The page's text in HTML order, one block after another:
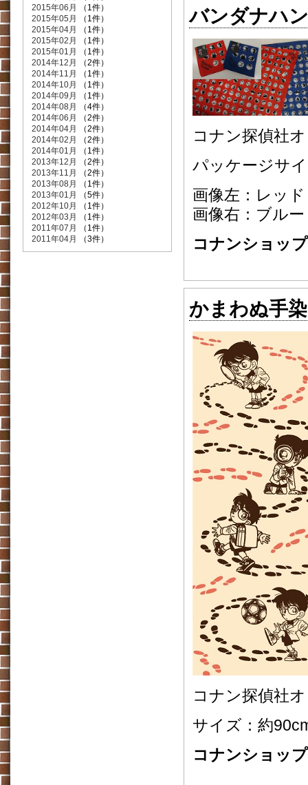
バンダナハ
コナン探偵社
パッケージサ
画像左：レッド
画像右：ブルー
コナンショッ
かまわぬ手
コナン探偵社
サイズ：約
コナンショッ
2015年06月
（1件）
2015年05月
（1件）
2015年04月
（1件）
2015年02月
（1件）
2015年01月
（1件）
2014年12月
（2件）
2014年11月
（1件）
2014年10月
（1件）
2014年09月
（1件）
2014年08月
（4件）
2014年06月
（2件）
2014年04月
（2件）
2014年02月
（2件）
2014年01月
（1件）
2013年12月
（2件）
2013年11月
（2件）
2013年08月
（1件）
2013年01月
（5件）
2012年10月
（1件）
2012年03月
（1件）
2011年07月
（1件）
2011年04月
（3件）